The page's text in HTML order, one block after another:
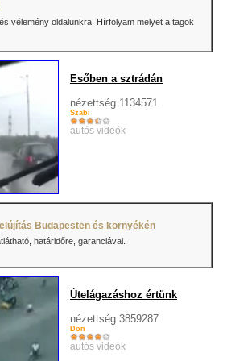
vélemény oldalunkra. Hírfolyam melyet a tagok
Esőben a sztrádán
nézettség 1134571
Szabi
autós videók
Budapesten és környékén
határidőre, garanciával.
Útelágazáshoz értünk
nézettség 3859287
Don
autós videók